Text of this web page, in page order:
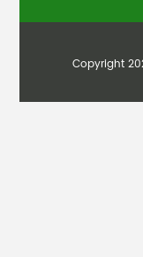
Copyright